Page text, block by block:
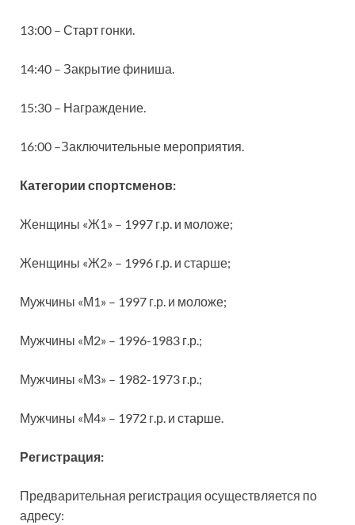
13:00 – Старт гонки.
14:40 – Закрытие финиша.
15:30 – Награждение.
16:00 –Заключительные мероприятия.
Категории спортсменов:
Женщины «Ж1» – 1997 г.р. и моложе;
Женщины «Ж2» – 1996 г.р. и старше;
Мужчины «М1» – 1997 г.р. и моложе;
Мужчины «М2» – 1996-1983 г.р.;
Мужчины «М3» – 1982-1973 г.р.;
Мужчины «М4» – 1972 г.р. и старше.
Регистрация:
Предварительная регистрация осуществляется по
адресу: